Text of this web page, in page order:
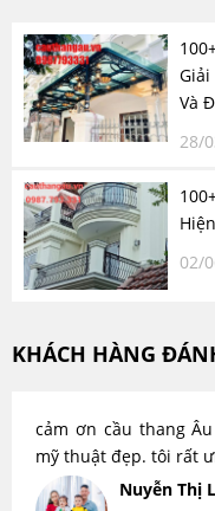
Giải
Và
28/
02/
KHÁCH HÀNG
cảm ơn cầu thang
mỹ thuật đẹp. tôi rất
Nuyễn Thị